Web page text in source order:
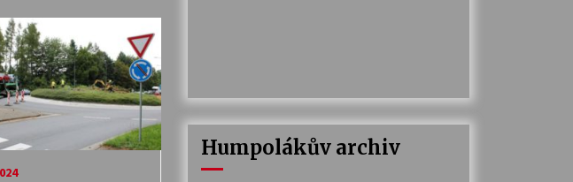
Humpolákův archiv